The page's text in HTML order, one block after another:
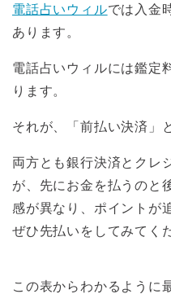
電話占いウィルでは入金
あります。
電話占いウィルには鑑定
ります。
それが、「前払い決済」
両方とも銀行決済とクレ
が、先にお金を払うのと
感が異なり、ポイントが
ぜひ先払いをしてみてく
この表からわかるように